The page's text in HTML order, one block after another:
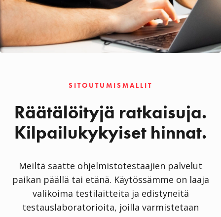
SITOUTUMISMALLIT
Räätälöityjä ratkaisuja.
Kilpailukykyiset hinnat.
Meiltä saatte ohjelmistotestaajien palvelut
paikan päällä tai etänä. Käytössämme on laaja
valikoima testilaitteita ja edistyneitä
testauslaboratorioita, joilla varmistetaan